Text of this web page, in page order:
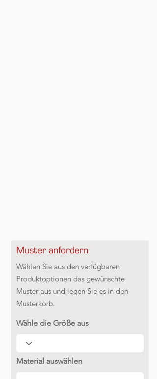
Muster anfordern
Wählen Sie aus den verfügbaren
Produktoptionen das gewünschte
Muster aus und legen Sie es in den
Musterkorb.
Wähle die Größe aus
Material auswählen